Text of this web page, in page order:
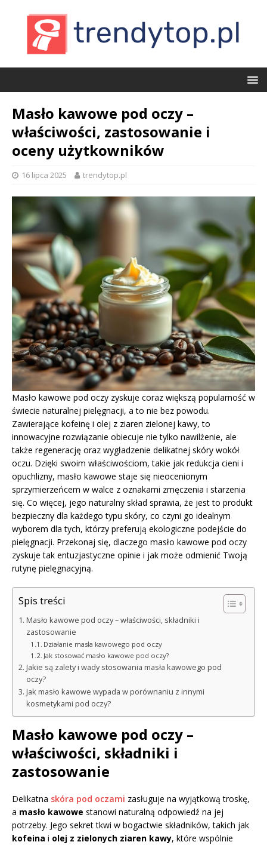
Masło kawowe pod oczy –
właściwości, zastosowanie i
oceny użytkowników
16 lipca 2025 trendytop.pl
Masło kawowe pod oczy zyskuje coraz większą popularność w
świecie naturalnej pielęgnacji, a to nie bez powodu.
Zawierające kofeinę i olej z ziaren zielonej kawy, to
innowacyjne rozwiązanie obiecuje nie tylko nawilżenie, ale
także regenerację oraz wygładzenie delikatnej skóry wokół
oczu. Dzięki swoim właściwościom, takie jak redukcja cieni i
opuchlizny, masło kawowe staje się nieocenionym
sprzymierzeńcem w walce z oznakami zmęczenia i starzenia
się. Co więcej, jego naturalny skład sprawia, że jest to produkt
bezpieczny dla każdego typu skóry, co czyni go idealnym
wyborem dla tych, którzy preferują ekologiczne podejście do
pielęgnacji. Przekonaj się, dlaczego masło kawowe pod oczy
zyskuje tak entuzjastyczne opinie i jak może odmienić Twoją
rutynę pielęgnacyjną.
Spis treści
Masło kawowe pod oczy – właściwości, składniki i
zastosowanie
Działanie masła kawowego pod oczy
Jak stosować masło kawowe pod oczy?
Jakie są zalety i wady stosowania masła kawowego pod
oczy?
Jak masło kawowe wypada w porównaniu z innymi
kosmetykami pod oczy?
Masło kawowe pod oczy –
właściwości, składniki i
zastosowanie
Delikatna skóra pod oczami zasługuje na wyjątkową troskę,
a masło kawowe stanowi naturalną odpowiedź na jej
potrzeby. Jego sekret tkwi w bogactwie składników, takich jak
kofeina i olej z zielonych ziaren kawy, które wspólnie